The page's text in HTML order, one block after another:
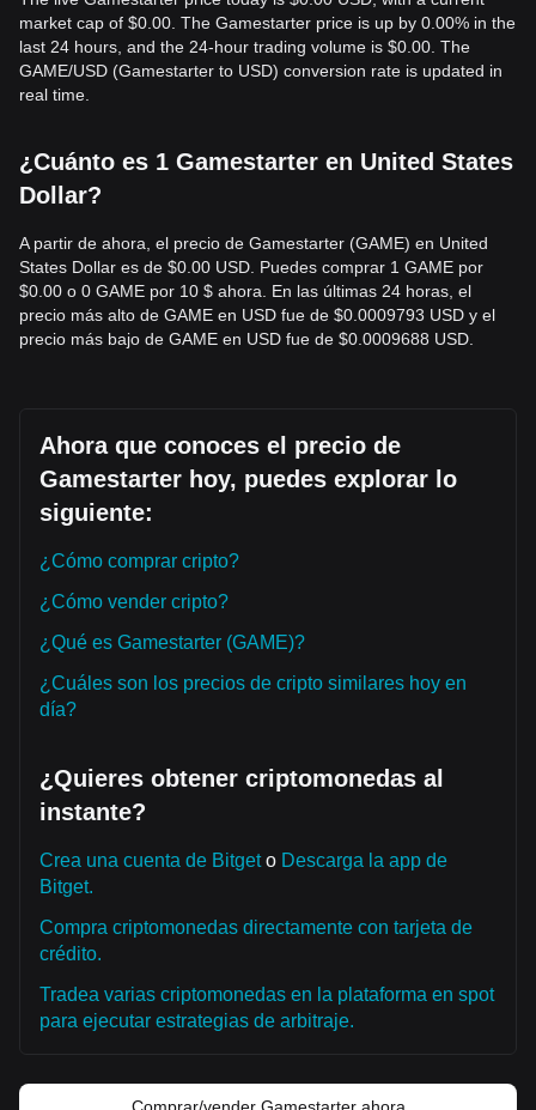
market cap of $0.00. The Gamestarter price is up by 0.00% in the
last 24 hours, and the 24-hour trading volume is $0.00. The
GAME/USD (Gamestarter to USD) conversion rate is updated in
real time.
¿Cuánto es 1 Gamestarter en United States
Dollar?
A partir de ahora, el precio de Gamestarter (GAME) en United
States Dollar es de $0.00 USD. Puedes comprar 1 GAME por
$0.00 o 0 GAME por 10 $ ahora. En las últimas 24 horas, el
precio más alto de GAME en USD fue de $0.0009793 USD y el
precio más bajo de GAME en USD fue de $0.0009688 USD.
Ahora que conoces el precio de
Gamestarter hoy, puedes explorar lo
siguiente:
¿Cómo comprar cripto?
¿Cómo vender cripto?
¿Qué es Gamestarter (GAME)?
¿Cuáles son los precios de cripto similares hoy en
día?
¿Quieres obtener criptomonedas al
instante?
Crea una cuenta de Bitgeto Descarga la app de
Bitget.
Compra criptomonedas directamente con tarjeta de
crédito.
Tradea varias criptomonedas en la plataforma en spot
para ejecutar estrategias de arbitraje.